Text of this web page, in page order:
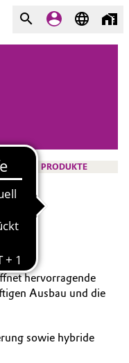
PRODUKTE
hervorragende
Ausbau und die
sowie hybride